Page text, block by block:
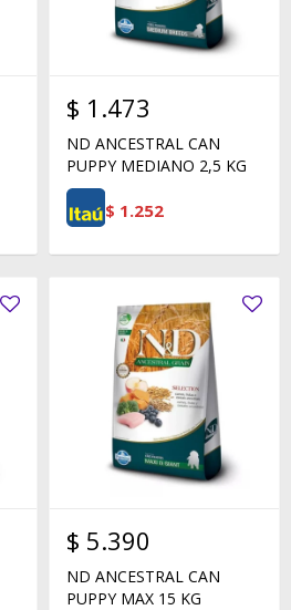
$ 1.473
ND ANCESTRAL CAN
PUPPY MEDIANO 2,5 KG
$ 1.252
$ 5.390
ND ANCESTRAL CAN
PUPPY MAX 15 KG